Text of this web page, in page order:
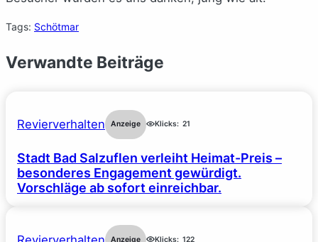
Tags: Schötmar
Verwandte Beiträge
Revierverhalten Anzeige Klicks: 21
Stadt Bad Salzuflen verleiht Heimat-Preis –
besonderes Engagement gewürdigt.
Vorschläge ab sofort einreichbar.
Anzeige Klicks: 122